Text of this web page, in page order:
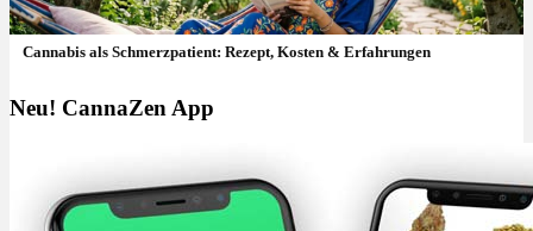
Cannabis als Schmerzpatient: Rezept, Kosten & Erfahrungen
Neu! CannaZen App